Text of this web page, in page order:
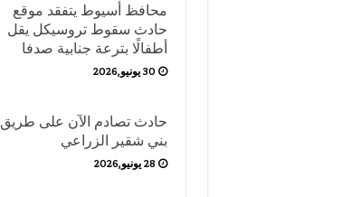
محافظ أسيوط يتفقد موقع
حادث سقوط تروسيكل يقل
أطفالًا بترعة جنابية صدفا
30 يونيو,2026
حادث تصادم الآن على طريق
بني شقير الزراعي
28 يونيو,2026